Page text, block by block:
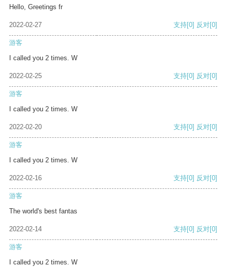
Hello, Greetings fr
2022-02-27 支持[0] 反对[0]
游客
I called you 2 times. W
2022-02-25 支持[0] 反对[0]
游客
I called you 2 times. W
2022-02-20 支持[0] 反对[0]
游客
I called you 2 times. W
2022-02-16 支持[0] 反对[0]
游客
The world's best fantas
2022-02-14 支持[0] 反对[0]
游客
I called you 2 times. W